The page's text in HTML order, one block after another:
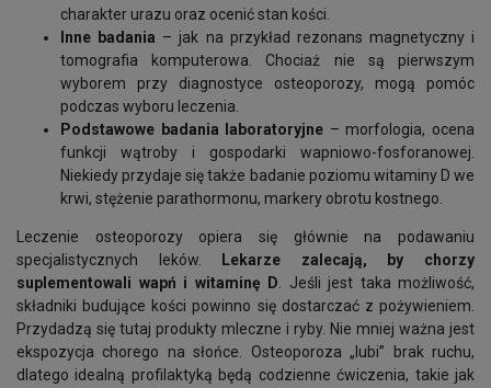
charakter urazu oraz ocenić stan kości.
Inne badania – jak na przykład rezonans magnetyczny i
tomografia komputerowa. Chociaż nie są pierwszym
wyborem przy diagnostyce osteoporozy, mogą pomóc
podczas wyboru leczenia.
Podstawowe badania laboratoryjne – morfologia, ocena
funkcji wątroby i gospodarki wapniowo-fosforanowej.
Niekiedy przydaje się także badanie poziomu witaminy D we
krwi, stężenie parathormonu, markery obrotu kostnego.
Leczenie osteoporozy opiera się głównie na podawaniu
specjalistycznych leków.
Lekarze zalecają, by chorzy
suplementowali wapń i witaminę D . Jeśli jest taka możliwość,
składniki budujące kości powinno się dostarczać z pożywieniem.
Przydadzą się tutaj produkty mleczne i ryby. Nie mniej ważna jest
ekspozycja chorego na słońce. Osteoporoza „lubi” brak ruchu,
dlatego idealną profilaktyką będą codzienne ćwiczenia, takie jak